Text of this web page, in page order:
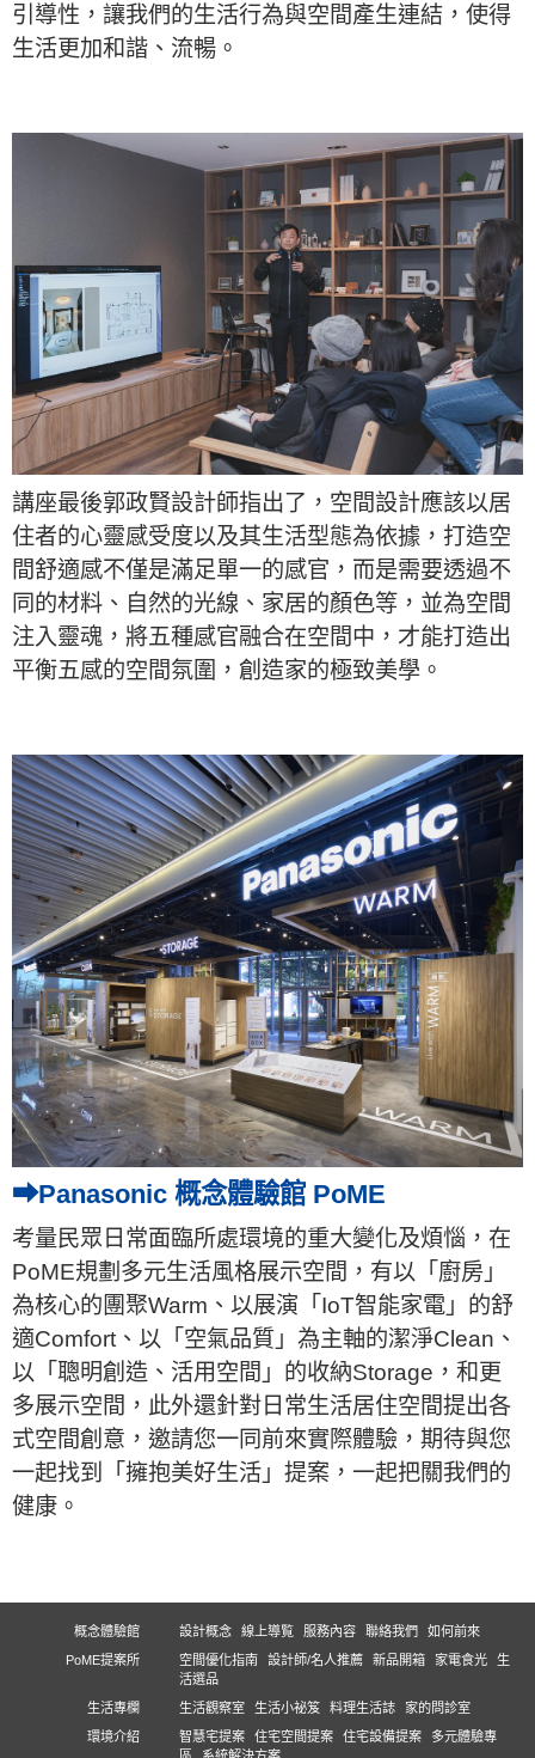
引導性，讓我們的生活行為與空間產生連結，使得
生活更加和諧、流暢。
講座最後郭政賢設計師指出了，空間設計應該以居
住者的心靈感受度以及其生活型態為依據，打造空
間舒適感不僅是滿足單一的感官，而是需要透過不
同的材料、自然的光線、家居的顏色等，並為空間
注入靈魂，將五種感官融合在空間中，才能打造出
平衡五感的空間氛圍，創造家的極致美學。
➡Panasonic 概念體驗館 PoME
考量民眾日常面臨所處環境的重大變化及煩惱，在
PoME規劃多元生活風格展示空間，有以「廚房」
為核心的團聚Warm、以展演「IoT智能家電」的舒
適Comfort、以「空氣品質」為主軸的潔淨Clean、
以「聰明創造、活用空間」的收納Storage，和更
多展示空間，此外還針對日常生活居住空間提出各
式空間創意，邀請您一同前來實際體驗，期待與您
一起找到「擁抱美好生活」提案，一起把關我們的
健康。
概念體驗館 設計概念 線上導覧 服務內容 聯絡我們
如何前來
PoME提案所
空間優化指南 設計師/名人推薦 新品開箱 家電食光
生
活選品
生活專欄
生活觀察室 生活小祕笈 料理生活誌
家的問診室
環境介紹
智慧宅提案 住宅空間提案 住宅設備提案
多元體驗專